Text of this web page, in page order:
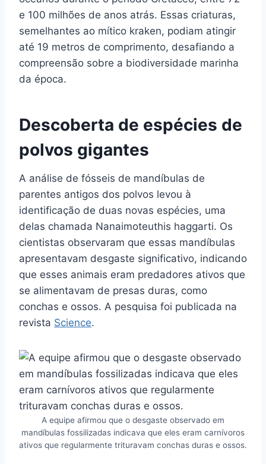
e 100 milhões de anos atrás. Essas criaturas,
semelhantes ao mítico kraken, podiam atingir
até 19 metros de comprimento, desafiando a
compreensão sobre a biodiversidade marinha
da época.
Descoberta de espécies de
polvos gigantes
A análise de fósseis de mandíbulas de
parentes antigos dos polvos levou à
identificação de duas novas espécies, uma
delas chamada Nanaimoteuthis haggarti. Os
cientistas observaram que essas mandíbulas
apresentavam desgaste significativo, indicando
que esses animais eram predadores ativos que
se alimentavam de presas duras, como
conchas e ossos. A pesquisa foi publicada na
revista Science.
A equipe afirmou que o desgaste observado em
mandíbulas fossilizadas indicava que eles eram carnívoros
ativos que regularmente trituravam conchas duras e ossos.